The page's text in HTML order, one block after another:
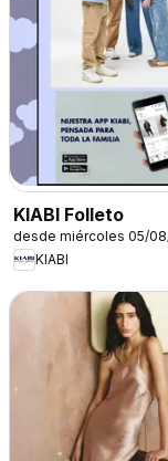
KIABI Folleto
desde miércoles 05/
KIABI